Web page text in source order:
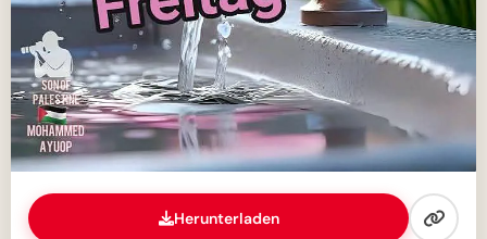
Herunterladen